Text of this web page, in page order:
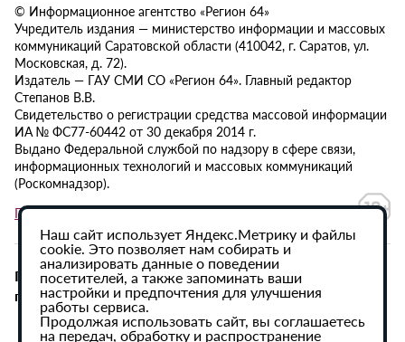
© Информационное агентство «Регион 64»
Учредитель издания — министерство информации и массовых
коммуникаций Саратовской области (410042, г. Саратов, ул.
Московская, д. 72).
Издатель — ГАУ СМИ СО «Регион 64». Главный редактор
Степанов В.В.
Свидетельство о регистрации средства массовой информации
ИА № ФС77-60442 от 30 декабря 2014 г.
Выдано Федеральной службой по надзору в сфере связи,
информационных технологий и массовых коммуникаций
(Роскомнадзор).
Политика в отношении обработки персональных данных
При использовании материалов сайта активная
гиперссылка на ИА «Регион 64» обязательна.
Наш сайт использует Яндекс.Метрику и файлы
cookie. Это позволяет нам собирать и
анализировать данные о поведении
посетителей, а также запоминать ваши
настройки и предпочтения для улучшения
работы сервиса.
Продолжая использовать сайт, вы соглашаетесь
на передач, обработку и распространение